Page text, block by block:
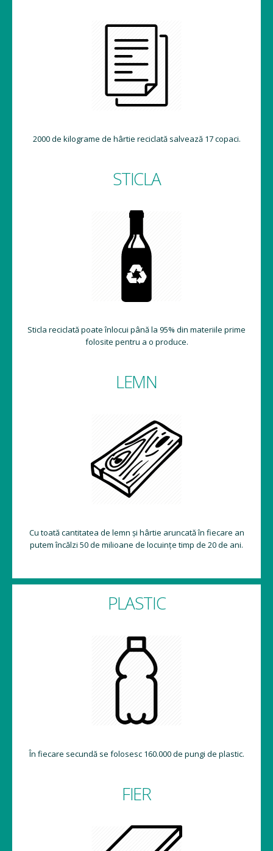
2000 de kilograme de hârtie reciclată salvează 17 copaci.
STICLA
Sticla reciclată poate înlocui până la 95% din materiile prime
folosite pentru a o produce.
LEMN
Cu toată cantitatea de lemn și hârtie aruncată în fiecare an
putem încălzi 50 de milioane de locuințe timp de 20 de ani.
PLASTIC
În fiecare secundă se folosesc 160.000 de pungi de plastic.
FIER